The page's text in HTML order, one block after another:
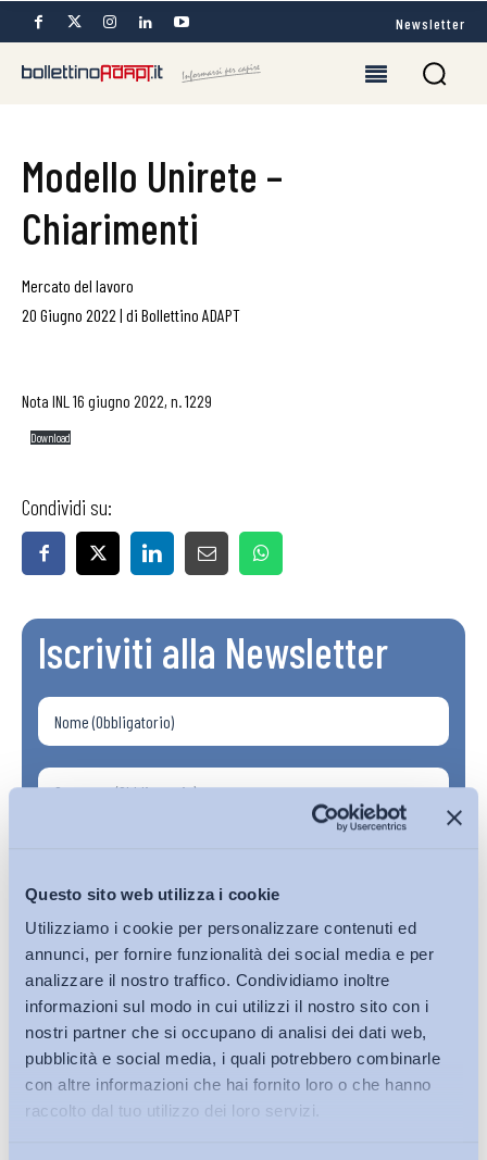
Questo sito web utilizza i cookie
Utilizziamo i cookie per personalizzare contenuti ed
annunci, per fornire funzionalità dei social media e per
analizzare il nostro traffico. Condividiamo inoltre
informazioni sul modo in cui utilizzi il nostro sito con i
nostri partner che si occupano di analisi dei dati web,
pubblicità e social media, i quali potrebbero combinarle
con altre informazioni che hai fornito loro o che hanno
raccolto dal tuo utilizzo dei loro servizi.
Newsletter
Modello Unirete –
Chiarimenti
Mercato del lavoro
20 Giugno 2022 | di Bollettino ADAPT
Nota INL 16 giugno 2022, n. 1229
Download
Condividi su:
Iscriviti alla Newsletter